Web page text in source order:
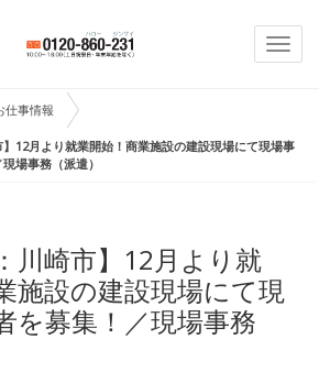
仕事情報
】12月より就業開始！商業施設の建設現場にて現場事
場事務（派遣）
川崎市】12月より就
施設の建設現場にて現
を募集！／現場事務